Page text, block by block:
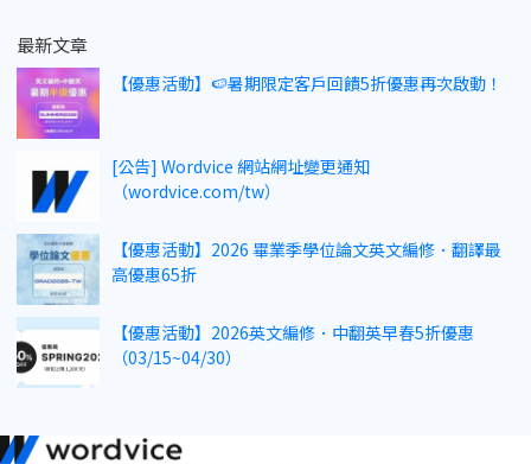
最新文章
【優惠活動】🍉暑期限定客戶回饋5折優惠再次啟動！
[公告] Wordvice 網站網址變更通知
（wordvice.com/tw）
【優惠活動】2026 畢業季學位論文英文編修．翻譯最
高優惠65折
【優惠活動】2026英文編修．中翻英早春5折優惠
（03/15~04/30）